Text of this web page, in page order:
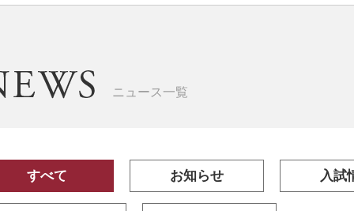
ニュース一覧
すべて お知らせ 入試